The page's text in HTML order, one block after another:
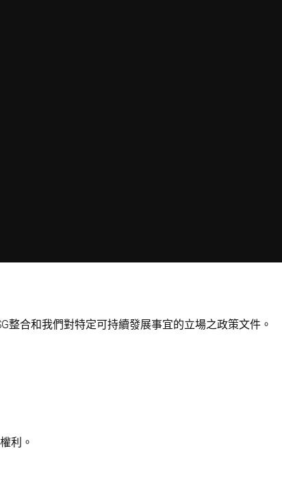
合和我們對特定可持續發展事宜的立場之政策文件。
利。